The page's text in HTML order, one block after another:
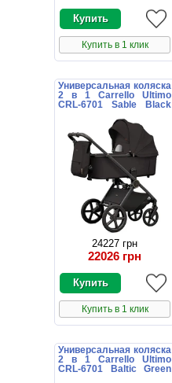
Купить в 1 клик
Универсальная коляска
2 в 1 Carrello Ultimo
CRL-6701 Sable Black
24227 грн
22026 грн
Купить в 1 клик
Универсальная коляска
2 в 1 Carrello Ultimo
CRL-6701 Baltic Green